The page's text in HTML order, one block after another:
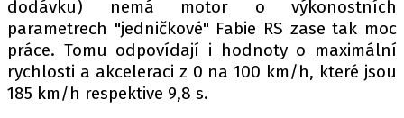
dodávku) nemá motor o výkonostních
parametrech "jedničkové" Fabie RS zase tak moc
práce. Tomu odpovídají i hodnoty o maximální
rychlosti a akceleraci z 0 na 100 km/h, které jsou
185 km/h respektive 9,8 s.